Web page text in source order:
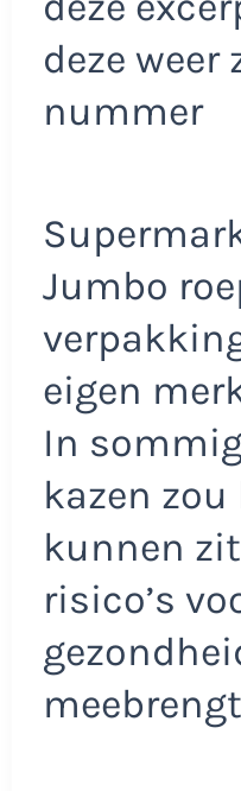
deze weer
nummer
Jumbo
eigen
In
kazen
kunnen
risico’s